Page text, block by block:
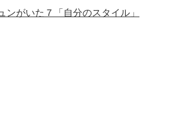
ンがいた７「自分のスタイル」